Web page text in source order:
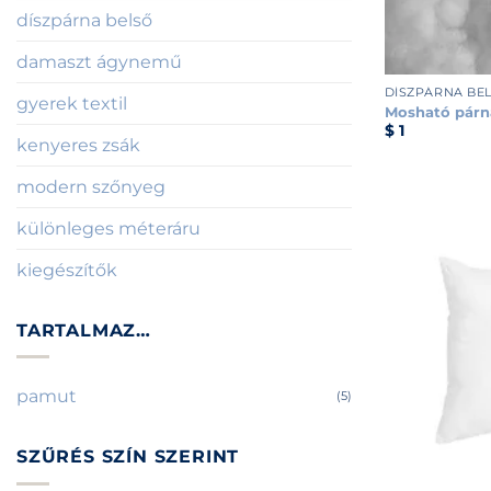
díszpárna belső
damaszt ágynemű
gyerek textil
kenyeres zsák
modern szőnyeg
különleges méteráru
kiegészítők
TARTALMAZ…
pamut (5)
SZŰRÉS SZÍN SZERINT
DÍSZPÁRNA
Mosható
$1